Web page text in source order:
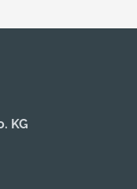
zwei
(1 x
KG